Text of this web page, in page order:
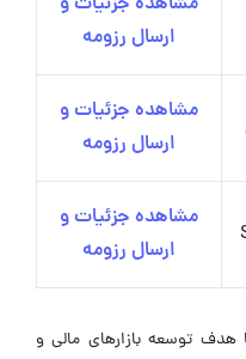
ارسال رزومه
مشاهده جزئیات و
ارسال رزومه
مشاهده جزئیات و
ارسال رزومه
بورس تهران در سال ۱۳۸۴ با هدف توسعه بازارهای مالی و